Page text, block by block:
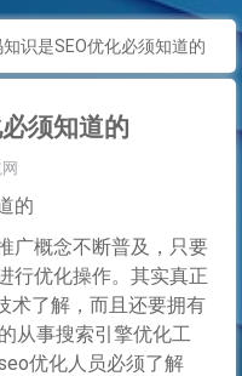
识是SEO优化必须知道的
须知道的
的
广概念不断普及，只要
行优化操作。其实真正
术了解，而且还要拥有
从事搜索引擎优化工
优化人员必须了解